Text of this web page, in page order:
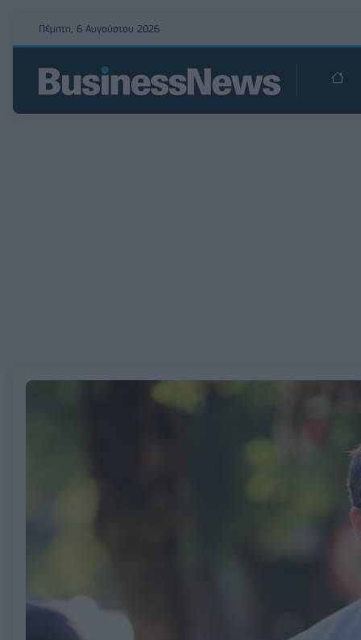
Πέμπτη, 6 Αυγούστου 2026